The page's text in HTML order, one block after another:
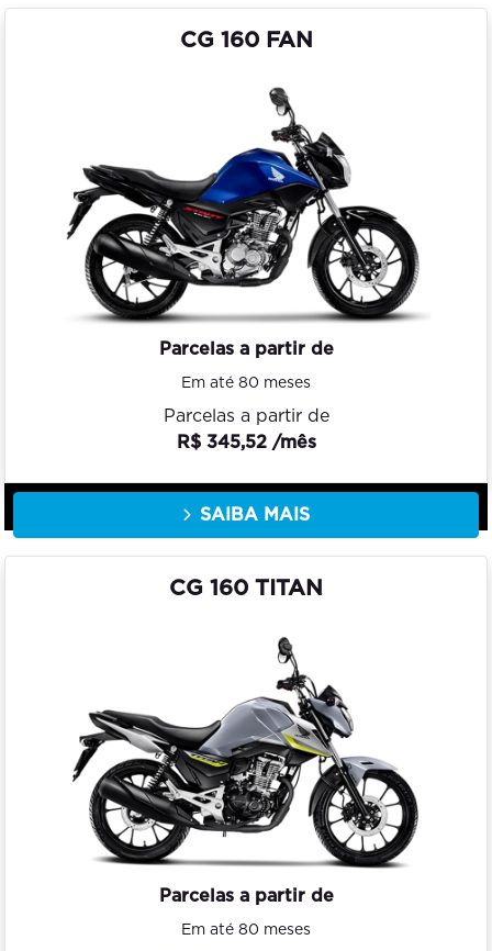
CG 160 FAN
Parcelas a partir de
Em até 80 meses
Parcelas a partir de
R$ 345,52 /mês
SAIBA MAIS
CG 160 TITAN
Parcelas a partir de
Em até 80 meses